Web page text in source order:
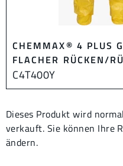
CHEMMAX® 4 PLUS
FLACHER RÜCKEN/
C4T400Y
Dieses Produkt wird
verkauft. Sie können Ihre
ändern.